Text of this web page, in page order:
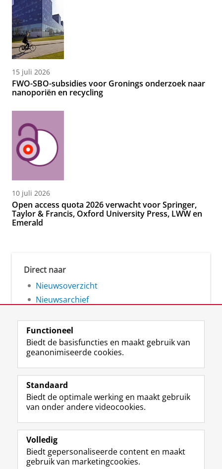
15 juli 2026
FWO-SBO-subsidies voor Gronings onderzoek naar
nanoporiën en recycling
10 juli 2026
Open access quota 2026 verwacht voor Springer,
Taylor & Francis, Oxford University Press, LWW en
Emerald
Direct naar
Nieuwsoverzicht
Nieuwsarchief
Volg de RUG
F
a
e
b
o
p
a
L
i
k
e
I
-
p
R
S
-
f
e
R
I
n
t
r
m
Y
o
T
e
k
Studiekiezers
Alumni
Over ons
Functioneel
Biedt de basisfuncties en maakt gebruik van
geanonimiseerde cookies.
Standaard
Biedt de optimale werking en maakt gebruik
van onder andere videocookies.
Volledig
Biedt gepersonaliseerde content en maakt
gebruik van marketingcookies.